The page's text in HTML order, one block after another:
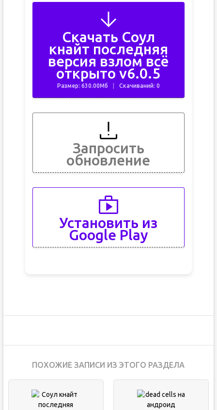
Скачать Соул
кнайт последняя
версия взлом всё
открыто v6.0.5
Размер: 630.00Мб Скачиваний: 0
Запросить
обновление
Установить из
Google Play
ПОХОЖИЕ ЗАПИСИ ИЗ ЭТОГО РАЗДЕЛА